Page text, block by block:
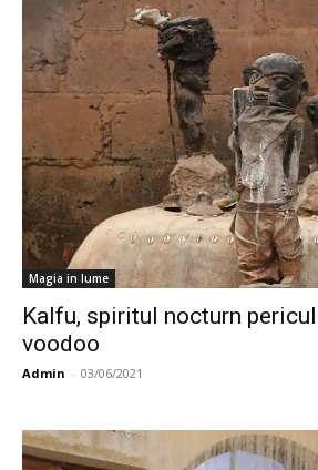
Magia in lume
Kalfu, spiritul nocturn
voodoo
Admin - 03/06/2021